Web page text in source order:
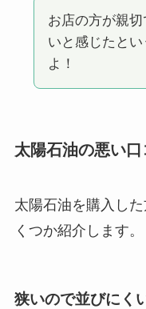
お店の方が親
いと感じたと
よ！
太陽石油の悪い口
太陽石油を購入し
くつか紹介します。
狭いので並びにく